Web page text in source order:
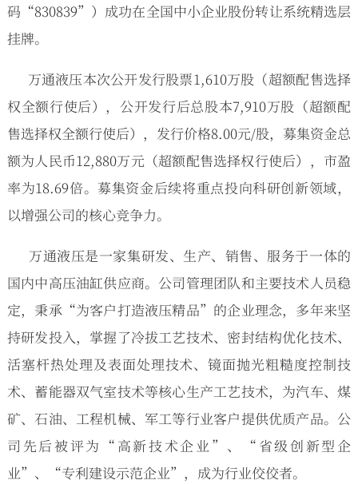
码“830839”）成功在全国中小企业股份转让系统精选层
挂牌。
万通液压本次公开发行股票1,610万股（超额配售选择
权全额行使后），公开发行后总股本7,910万股（超额配
售选择权全额行使后），发行价格8.00元/股，募集资金总
额为人民币12,880万元（超额配售选择权行使后），市盈
率为18.69倍。募集资金后续将重点投向科研创新领域，
以增强公司的核心竞争力。
万通液压是一家集研发、生产、销售、服务于一体的
国内中高压油缸供应商。公司管理团队和主要技术人员稳
定，秉承“为客户打造液压精品”的企业理念，多年来坚
持研发投入，掌握了冷拔工艺技术、密封结构优化技术、
活塞杆热处理及表面处理技术、镜面抛光粗糙度控制技
术、蓄能器双气室技术等核心生产工艺技术，为汽车、煤
矿、石油、工程机械、军工等行业客户提供优质产品。公
司先后被评为“高新技术企业”、“省级创新型企
业”、“专利建设示范企业”，成为行业佼佼者。